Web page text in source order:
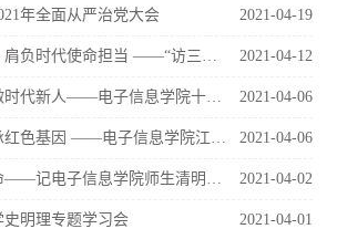
2021-04-19
年全面从严治党大会
2021-04-12
2021-04-06
2021-04-06
2021-04-02
2021-04-01
史明理专题学习会